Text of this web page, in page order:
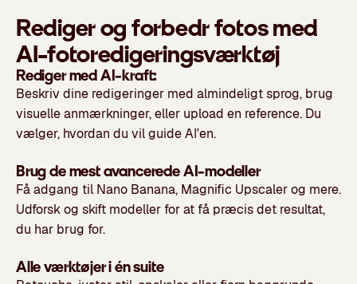
Rediger og forbedr fotos med
AI-fotoredigeringsværktøj
Rediger med AI-kraft:
Beskriv dine redigeringer med almindeligt sprog, brug
visuelle anmærkninger, eller upload en reference. Du
vælger, hvordan du vil guide AI'en.
Brug de mest avancerede AI-modeller
Få adgang til Nano Banana, Magnific Upscaler og mere.
Udforsk og skift modeller for at få præcis det resultat,
du har brug for.
Alle værktøjer i én suite